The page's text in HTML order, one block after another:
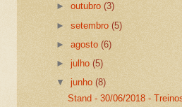
►outubro(3)
►setembro(5)
►agosto (6)
►julho(5)
▼junho (8)
Stand - 30/06/2018 -